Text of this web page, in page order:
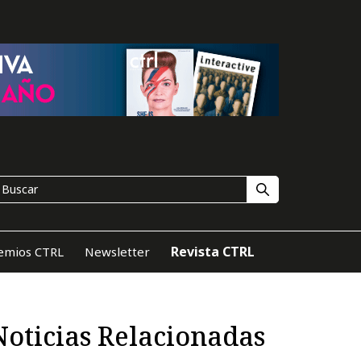
CTRL Newsletter Revista CTRL
Relacionadas